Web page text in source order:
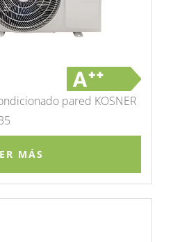
pared KOSNER
MÁS